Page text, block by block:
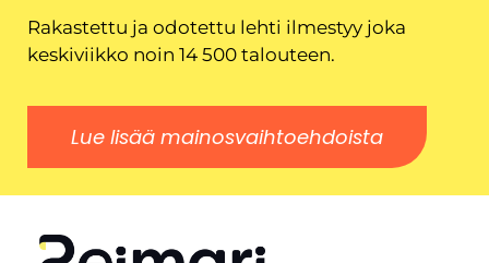
Rakastettu ja odotettu lehti ilmestyy joka
keskiviikko noin 14 500 talouteen.
Lue lisää mainosvaihtoehdoista